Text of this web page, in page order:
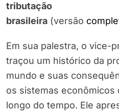
tributação
brasileira (versão
Em sua palestra, o vice-
traçou um histórico da
mundo e suas
os sistemas econômicos
longo do tempo. Ele